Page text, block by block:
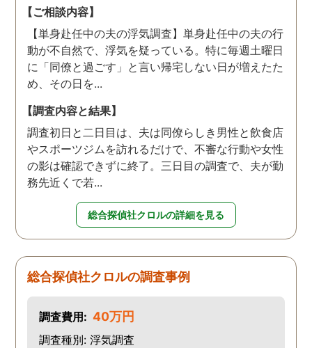
【ご相談内容】
【単身赴任中の夫の浮気調査】単身赴任中の夫の行
動が不自然で、浮気を疑っている。特に毎週土曜日
に「同僚と過ごす」と言い帰宅しない日が増えたた
め、その日を...
【調査内容と結果】
調査初日と二日目は、夫は同僚らしき男性と飲食店
やスポーツジムを訪れるだけで、不審な行動や女性
の影は確認できずに終了。三日目の調査で、夫が勤
務先近くで若...
総合探偵社クロルの詳細を見る
総合探偵社クロルの調査事例
調査費用: 40万円
調査種別: 浮気調査